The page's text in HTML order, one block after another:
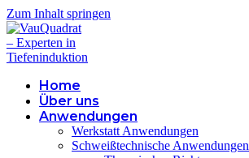
Zum Inhalt springen
Home
Über uns
Anwendungen
Werkstatt Anwendungen
Schweißtechnische Anwendungen